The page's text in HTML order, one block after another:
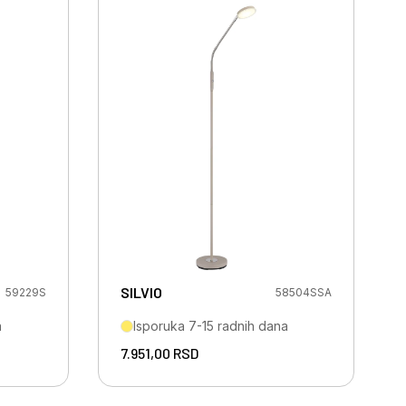
59229S SILVIO 58504SSA
Isporuka 7-15 radnih dana
7.951,00 RSD